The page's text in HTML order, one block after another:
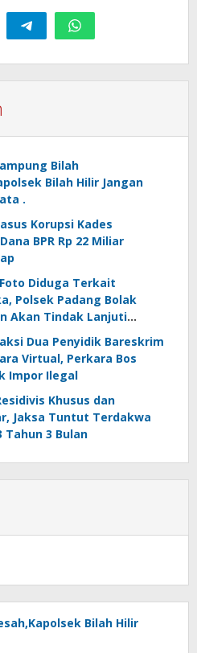
Bilah
Bilah Hilir Jangan
.
Korupsi Kades
BPR Rp 22 Miliar
Diduga Terkait
Polsek Padang Bolak
Akan Tindak Lanjuti
Masyarakat
Dua Penyidik Bareskrim
Virtual, Perkara Bos
Impor Ilegal
Khusus dan
Jaksa Tuntut Terdakwa
Tahun 3 Bulan
Bilah Hilir